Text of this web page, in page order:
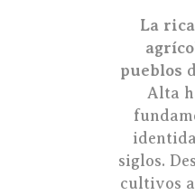
La
pueblos
Alta
siglos.
cultivos